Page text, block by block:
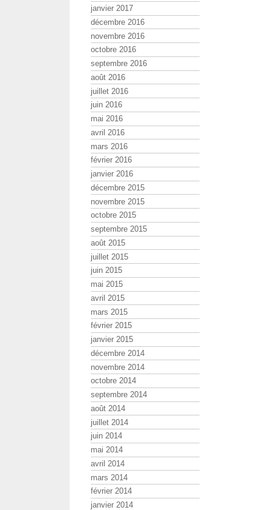
janvier 2017
décembre 2016
novembre 2016
octobre 2016
septembre 2016
août 2016
juillet 2016
juin 2016
mai 2016
avril 2016
mars 2016
février 2016
janvier 2016
décembre 2015
novembre 2015
octobre 2015
septembre 2015
août 2015
juillet 2015
juin 2015
mai 2015
avril 2015
mars 2015
février 2015
janvier 2015
décembre 2014
novembre 2014
octobre 2014
septembre 2014
août 2014
juillet 2014
juin 2014
mai 2014
avril 2014
mars 2014
février 2014
janvier 2014